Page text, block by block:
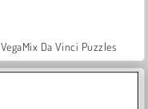
VegaMix Da Vinci Puzzles